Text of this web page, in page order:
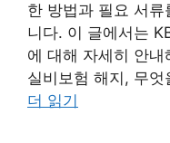
한 방법과 필요 서
니다. 이 글에서는
에 대해 자세히 안
실비보험 해지, 무
더 읽기